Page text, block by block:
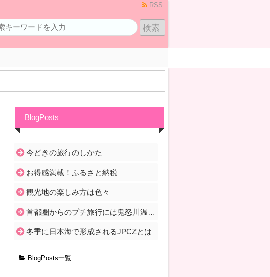
RSS
BlogPosts
今どきの旅行のしかた
お得感満載！ふるさと納税
観光地の楽しみ方は色々
首都圏からのプチ旅行には鬼怒川温泉がおすすめ
冬季に日本海で形成されるJPCZとは
BlogPosts一覧